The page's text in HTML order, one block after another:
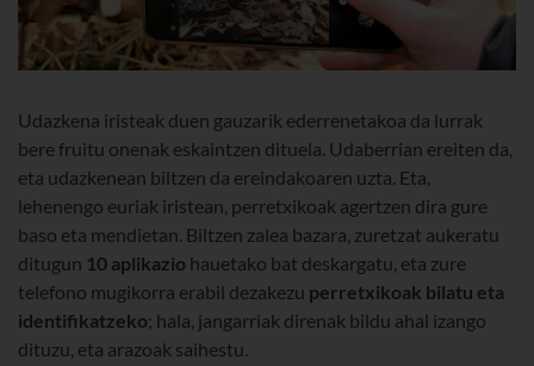
Udazkena iristeak duen gauzarik ederrenetakoa da lurrak
bere fruitu onenak eskaintzen dituela. Udaberrian ereiten da,
eta udazkenean biltzen da ereindakoaren uzta. Eta,
lehenengo euriak iristean, perretxikoak agertzen dira gure
baso eta mendietan. Biltzen zalea bazara, zuretzat aukeratu
ditugun 10 aplikazio hauetako bat deskargatu, eta zure
telefono mugikorra erabil dezakezu perretxikoak bilatu eta
identifikatzeko; hala, jangarriak direnak bildu ahal izango
dituzu, eta arazoak saihestu.